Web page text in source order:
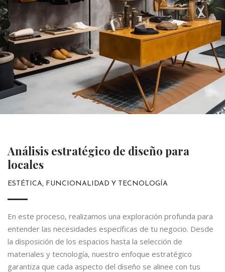
Análisis estratégico de diseño para
locales
ESTÉTICA, FUNCIONALIDAD Y TECNOLOGÍA
En este proceso, realizamos una exploración profunda para
entender las necesidades específicas de tu negocio. Desde
la disposición de los espacios hasta la selección de
materiales y tecnología, nuestro enfoque estratégico
garantiza que cada aspecto del diseño se alinee con tus